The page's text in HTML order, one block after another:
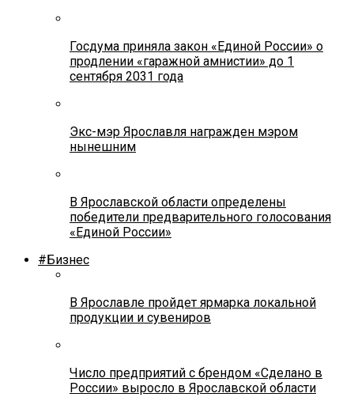
Госдума приняла закон «Единой России» о
продлении «гаражной амнистии» до 1
сентября 2031 года
Экс-мэр Ярославля награжден мэром
нынешним
В Ярославской области определены
победители предварительного голосования
«Единой России»
#Бизнес
В Ярославле пройдет ярмарка локальной
продукции и сувениров
Число предприятий с брендом «Сделано в
России» выросло в Ярославской области